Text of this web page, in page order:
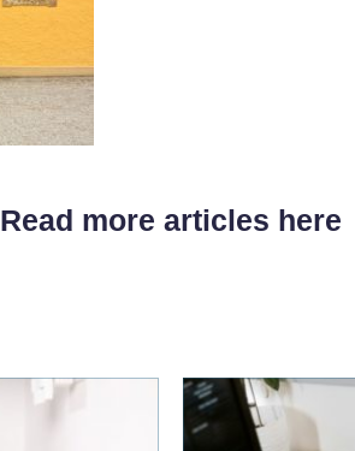
Read more articles here